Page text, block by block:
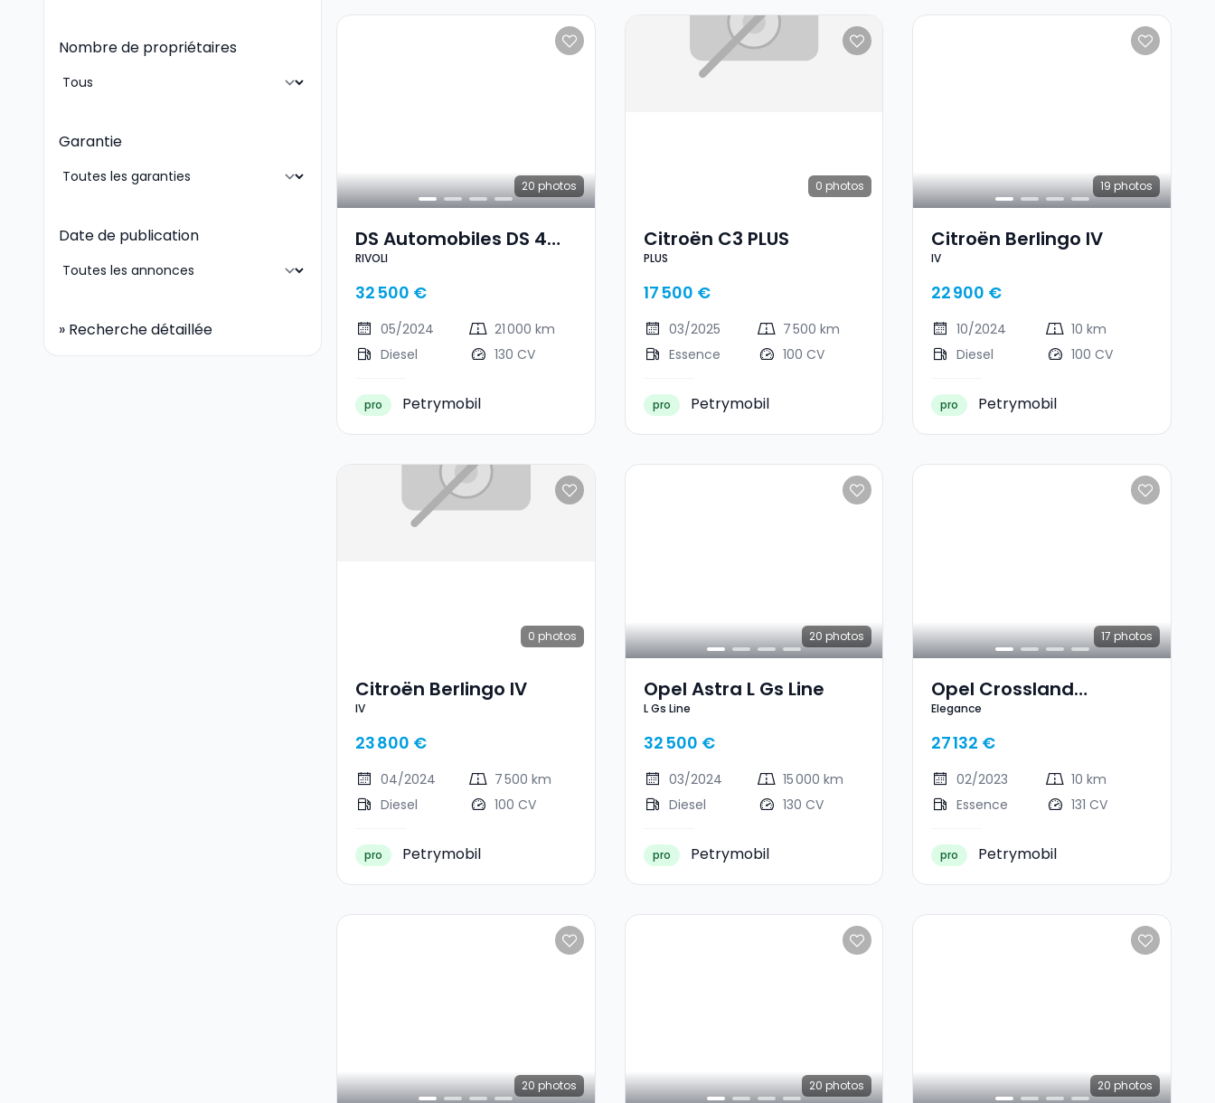
Nombre de propriétaires
Garantie
Date de publication
» Recherche détaillée
20 photos
DS Automobiles DS 4
RIVOLI
RIVOLI
32 500 €
05/2024
21 000 km
Diesel
130 CV
pro Petrymobil
0 photos
Citroën C3 PLUS
PLUS
17 500 €
03/2025
7 500 km
Essence
100 CV
pro Petrymobil
19 photos
Citroën Berlingo IV
IV
22 900 €
10/2024
10 km
Diesel
100 CV
pro Petrymobil
0 photos
Citroën Berlingo IV
IV
23 800 €
04/2024
7 500 km
Diesel
100 CV
pro Petrymobil
20 photos
Opel Astra L Gs Line
L Gs Line
32 500 €
03/2024
15 000 km
Diesel
130 CV
pro Petrymobil
17 photos
Opel Crossland
Elegance
Elegance
27 132 €
02/2023
10 km
Essence
131 CV
pro Petrymobil
20 photos 20 photos 20 photos